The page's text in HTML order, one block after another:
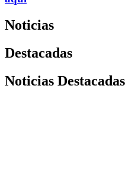
Noticias
Destacadas
Noticias Destacadas